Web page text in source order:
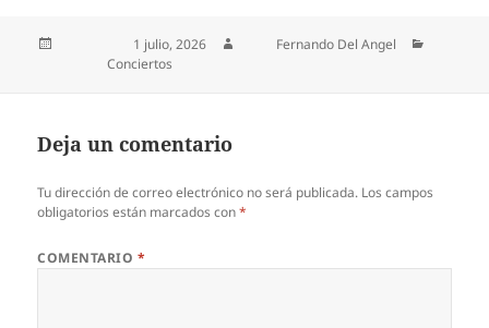
1 julio, 2026
Fernando Del Angel
CategoríasConciertos
Deja un comentario
Tu dirección de correo electrónico no será publicada. Los campos
obligatorios están marcados con*
COMENTARIO *